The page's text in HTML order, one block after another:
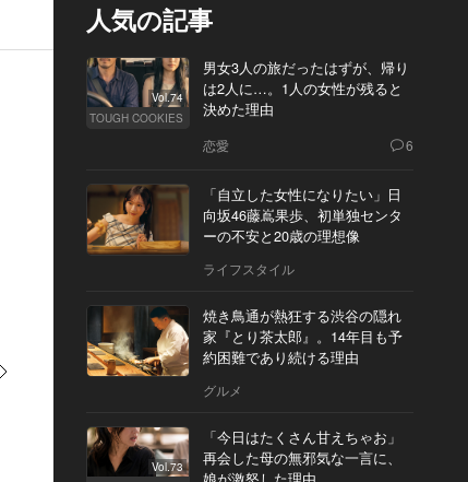
人気の記事
Vol.74
TOUGH COOKIES
男女3人の旅だったはずが、帰り
は2人に…。1人の女性が残ると
決めた理由
恋愛 6
「自立した女性になりたい」日
向坂46藤嶌果歩、初単独センタ
ーの不安と20歳の理想像
ライフスタイル
焼き鳥通が熱狂する渋谷の隠れ
家『とり茶太郎』。14年目も予
約困難であり続ける理由
グルメ
Vol.73
「今日はたくさん甘えちゃお」
再会した母の無邪気な一言に、